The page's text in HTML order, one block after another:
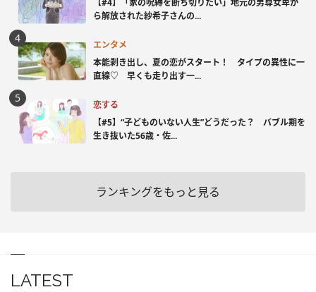
ら解放された紗希子さんの...
エンタメ
本能剥き出し、夏の恋がスタート！ タイプの異性に一
直線♡ 早くも走り出す一...
恋する
【#5】“子どものいない人生”どうだった？ バブル期を
生き抜いた56歳・佐...
ランキングをもっと見る
LATEST